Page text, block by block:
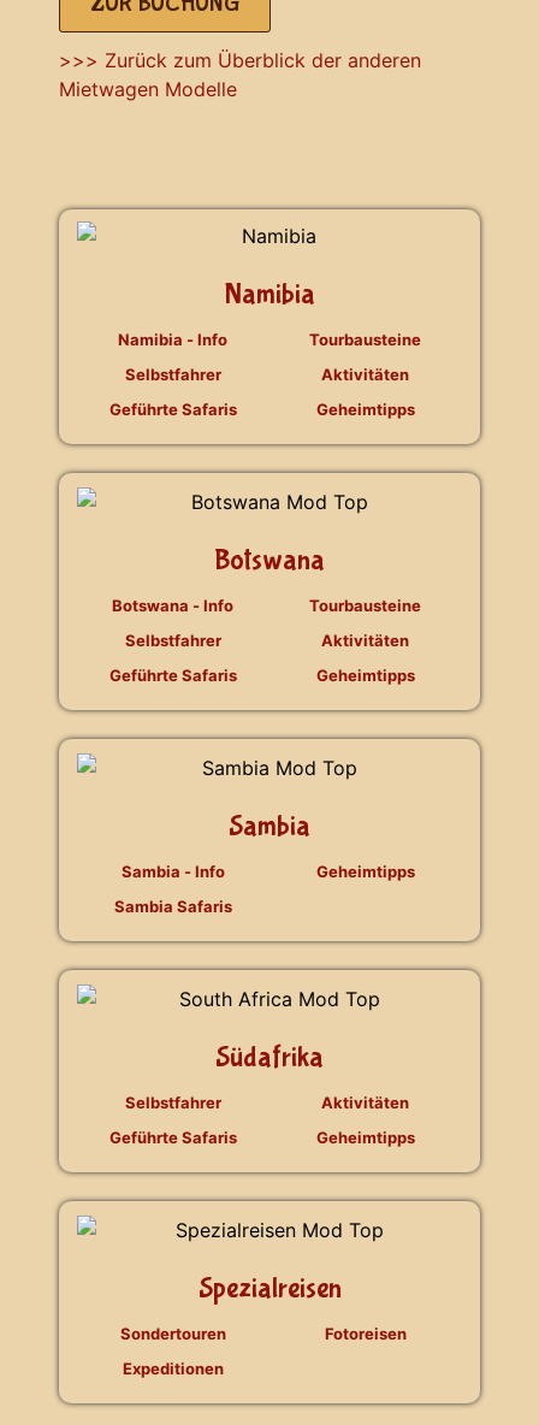
>>> Zurück zum Überblick der anderen
Mietwagen Modelle
Namibia
Namibia - Info
Selbstfahrer
Geführte Safaris
Tourbausteine
Aktivitäten
Geheimtipps
Botswana
Botswana - Info
Selbstfahrer
Geführte Safaris
Tourbausteine
Aktivitäten
Geheimtipps
Sambia
Sambia - Info
Sambia Safaris
Geheimtipps
Südafrika
Selbstfahrer
Geführte Safaris
Aktivitäten
Geheimtipps
Spezialreisen
Sondertouren
Expeditionen
Fotoreisen